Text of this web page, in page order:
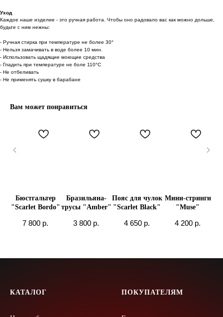
Уход
Каждое наше изделие - это ручная работа. Чтобы оно радовало вас как можно дольше,
будьте с ним нежны:
- Ручная стирка при температуре не более 30°
- Нельзя замачивать в воде более 10 мин.
- Использовать щадящие моющие средства
- Гладить при температуре не боле 110°С
- Не отбеливать
- Не применять сушку в барабане
Вам может понравиться
Бюстгальтер
"Scarlet Bordo"
7 800 р.
Бразильяна-
трусы "Amber"
3 800 р.
Пояс для чулок
"Scarlet Black"
4 650 р.
Мини-стринги
"Muse"
4 200 р.
КАТАЛОГ ПОКУПАТЕЛЯМ